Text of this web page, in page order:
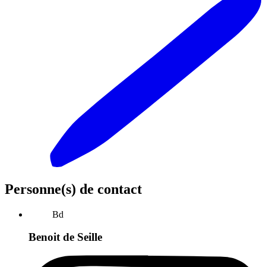
Personne(s) de contact
Bd
Benoit de Seille